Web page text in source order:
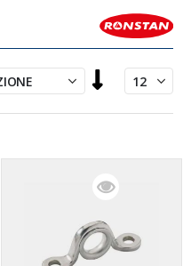
la
direzione